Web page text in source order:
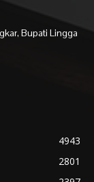
Bupati Lingga
4943
2801